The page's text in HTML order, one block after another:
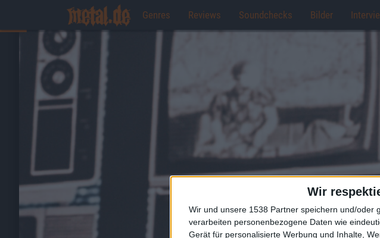
Wir
Wir und unsere 1538 Partner speichern und/oder
verarbeiten personenbezogene Daten wie
Gerät für personalisierte Werbung und Inhalte,
Genres Reviews Soundchecks Bilder